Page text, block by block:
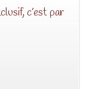
c’est par